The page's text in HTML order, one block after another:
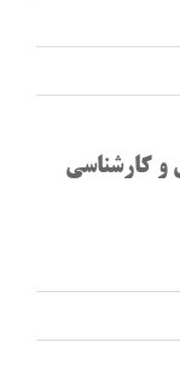
و کارشناسی